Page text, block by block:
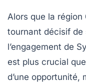
Alors que la région
tournant décisif de
l’engagement de
est plus crucial
d’une opportunité,